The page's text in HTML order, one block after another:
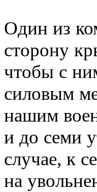
Один из
сторону
чтобы с
силовым
нашим
и до семи
случае, к
на